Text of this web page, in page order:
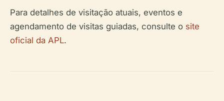
Para detalhes de visitação atuais, eventos e
agendamento de visitas guiadas, consulte o site
oficial da APL.